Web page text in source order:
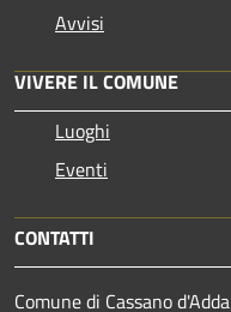
Avvisi
VIVERE IL COMUNE
Luoghi
Eventi
CONTATTI
Comune di Cassano d'Adda